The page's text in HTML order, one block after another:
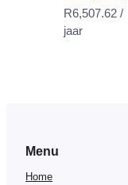
R6,507.62 /
jaar
Menu
Home